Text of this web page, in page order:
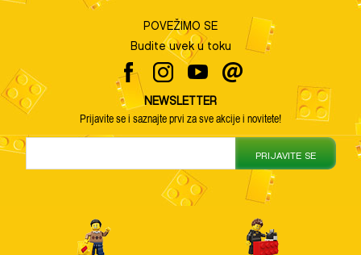
POVEŽIMO SE
Budite uvek u toku
NEWSLETTER
Prijavite se i saznajte prvi za sve akcije i novitete!
PRIJAVITE SE